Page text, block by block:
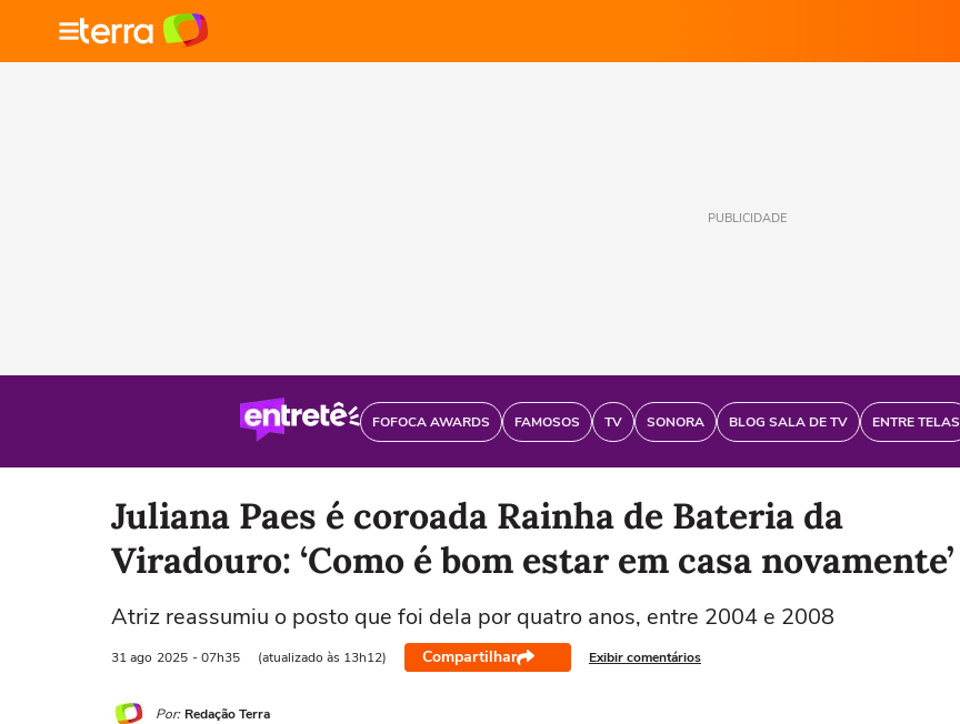
PUBLICIDADE
FOFOCA AWARDS FAMOSOS TV SONORA BLOG SALA DE TV ENTRE TELAS
Juliana Paes é coroada Rainha de Bateria da
Viradouro: ‘Como é bom estar em casa novamente’
Atriz reassumiu o posto que foi dela por quatro anos, entre 2004 e 2008
31 ago 2025 - 07h35 (atualizado às 13h12) Compartilhar Exibir comentários
Por: Redação Terra